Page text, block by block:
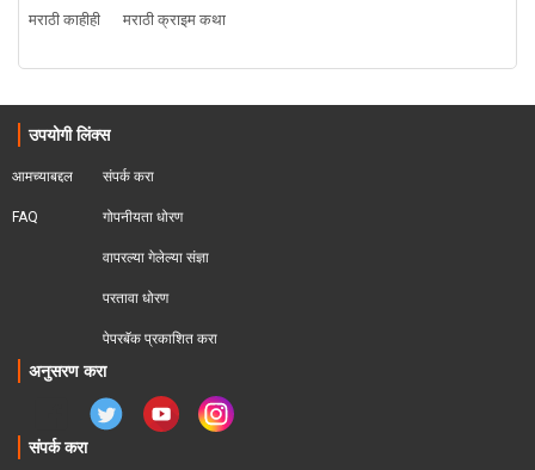
मराठी काहीही
मराठी क्राइम कथा
उपयोगी लिंक्स
आमच्याबद्दल
FAQ
संपर्क करा
गोपनीयता धोरण
वापरल्या गेलेल्या संज्ञा
परतावा धोरण
पेपरबॅक प्रकाशित करा
अनुसरण करा
संपर्क करा